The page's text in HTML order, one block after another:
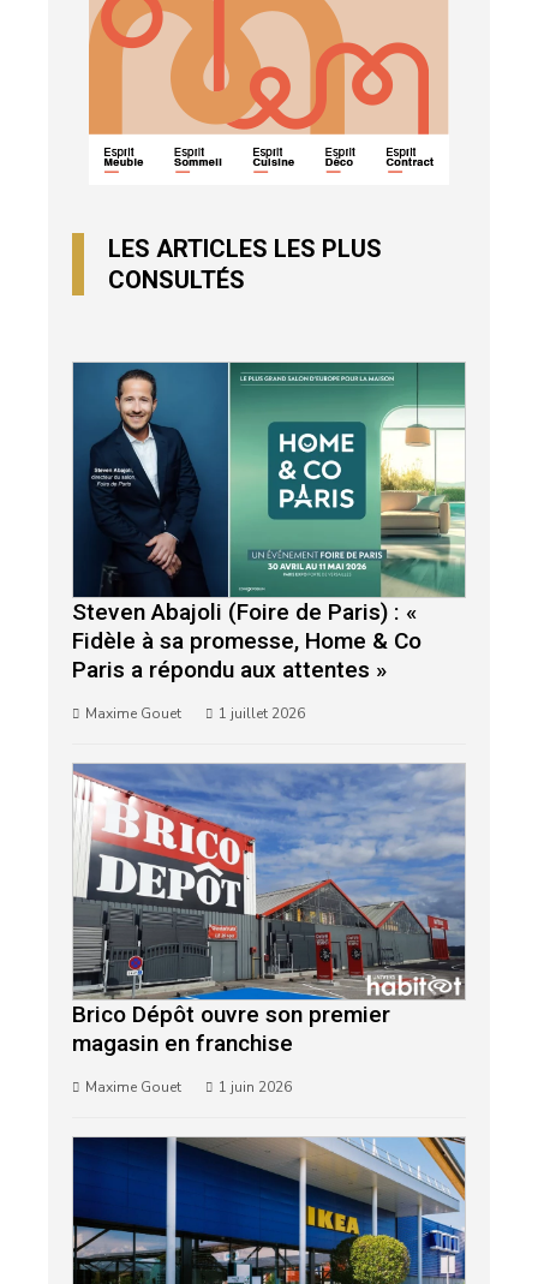
LES ARTICLES LES PLUS
CONSULTÉS
Steven Abajoli (Foire de Paris) : «
Fidèle à sa promesse, Home & Co
Paris a répondu aux attentes »
Maxime Gouet 1 juillet 2026
Brico Dépôt ouvre son premier
magasin en franchise
Maxime Gouet 1 juin 2026